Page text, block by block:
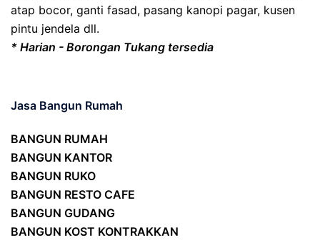
atap bocor, ganti fasad, pasang kanopi pagar, kusen
pintu jendela dll.
* Harian - Borongan Tukang tersedia
Jasa Bangun Rumah
BANGUN RUMAH
BANGUN KANTOR
BANGUN RUKO
BANGUN RESTO CAFE
BANGUN GUDANG
BANGUN KOST KONTRAKKAN